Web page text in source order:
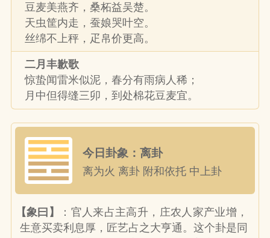
豆麦美燕齐，桑柘益吴楚。
天虫筐内走，蚕娘哭叶空。
丝绵不上秤，疋帛价更高。
二月丰歉歌
惊蛰闻雷米似泥，春分有雨病人稀；
月中但得缝三卯，到处棉花豆麦宜。
今日卦象：离卦
离为火 离卦 附和依托 中上卦
【象曰】
：官人来占主高升，庄农人家产业增，
生意买卖利息厚，匠艺占之大亨通。这个卦是同